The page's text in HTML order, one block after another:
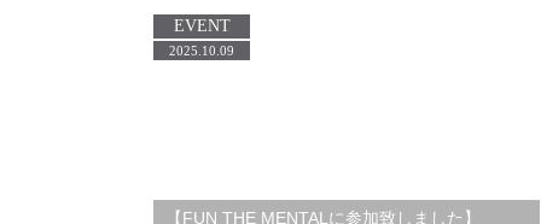
【FUN THE MENTALに参加致しました】
EVENT
2025.10.09